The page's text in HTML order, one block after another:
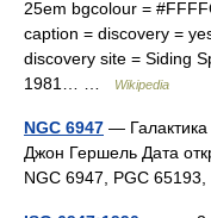
25em bgcolour =
caption = discovery =
discovery site = Siding
1981… …
Wikipedia
NGC 6947 —
Джон Гершель Дата
NGC 6947, PGC